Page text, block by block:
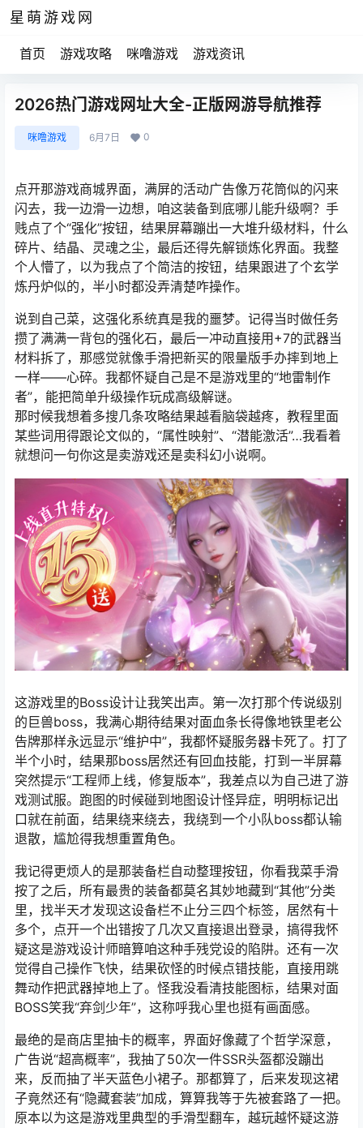
星萌游戏网
首页 游戏攻略 咪噜游戏 游戏资讯
2026热门游戏网址大全-正版网游导航推荐
咪噜游戏 6月7日 0
点开那游戏商城界面，满屏的活动广告像万花筒似的闪来
闪去，我一边滑一边想，咱这装备到底哪儿能升级啊？手
贱点了个“强化”按钮，结果屏幕蹦出一大堆升级材料，什么
碎片、结晶、灵魂之尘，最后还得先解锁炼化界面。我整
个人懵了，以为我点了个简洁的按钮，结果跟进了个玄学
炼丹炉似的，半小时都没弄清楚咋操作。
说到自己菜，这强化系统真是我的噩梦。记得当时做任务
攒了满满一背包的强化石，最后一冲动直接用+7的武器当
材料拆了，那感觉就像手滑把新买的限量版手办摔到地上
一样——心碎。我都怀疑自己是不是游戏里的“地雷制作
者”，能把简单升级操作玩成高级解谜。
那时候我想着多搜几条攻略结果越看脑袋越疼，教程里面
某些词用得跟论文似的，“属性映射”、“潜能激活”…我看着
就想问一句你这是卖游戏还是卖科幻小说啊。
这游戏里的Boss设计让我笑出声。第一次打那个传说级别
的巨兽boss，我满心期待结果对面血条长得像地铁里老公
告牌那样永远显示“维护中”，我都怀疑服务器卡死了。打了
半个小时，结果那boss居然还有回血技能，打到一半屏幕
突然提示“工程师上线，修复版本”，我差点以为自己进了游
戏测试服。跑图的时候碰到地图设计怪异症，明明标记出
口就在前面，结果绕来绕去，我绕到一个小队boss都认输
退散，尴尬得我想重置角色。
我记得更烦人的是那装备栏自动整理按钮，你看我菜手滑
按了之后，所有最贵的装备都莫名其妙地藏到“其他”分类
里，找半天才发现这设备栏不止分三四个标签，居然有十
多个，点开一个出错按了几次又直接退出登录，搞得我怀
疑这是游戏设计师暗算咱这种手残党设的陷阱。还有一次
觉得自己操作飞快，结果砍怪的时候点错技能，直接用跳
舞动作把武器掉地上了。怪我没看清技能图标，结果对面
BOSS笑我“弃剑少年”，这称呼我心里也挺有画面感。
最绝的是商店里抽卡的概率，界面好像藏了个哲学深意，
广告说“超高概率”，我抽了50次一件SSR头盔都没蹦出
来，反而抽了半天蓝色小裙子。那都算了，后来发现这裙
子竟然还有“隐藏套装”加成，算算我等于先被套路了一把。
原本以为这是游戏里典型的手滑型翻车，越玩越怀疑这游